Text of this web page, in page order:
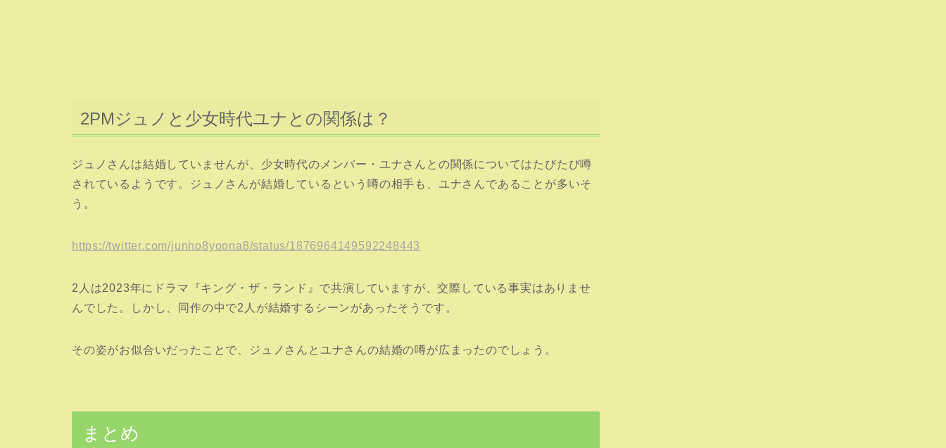
2PMジュノと少女時代ユナとの関係は？
ジュノさんは結婚していませんが、少女時代のメンバー・ユナさんとの関係についてはたびたび噂
されているようです。ジュノさんが結婚しているという噂の相手も、ユナさんであることが多いそ
う。
https://twitter.com/junho8yoona8/status/1876964149592248443
2人は2023年にドラマ『キング・ザ・ランド』で共演していますが、交際している事実はありませ
んでした。しかし、同作の中で2人が結婚するシーンがあったそうです。
その姿がお似合いだったことで、ジュノさんとユナさんの結婚の噂が広まったのでしょう。
まとめ